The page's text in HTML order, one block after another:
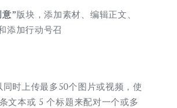
意”版块，添加素材、编辑正文、
添加行动号召
同时上传最多50个图片或视频，使
文本或 5 个标题来配对一个或多